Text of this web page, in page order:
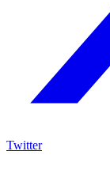
Twitter